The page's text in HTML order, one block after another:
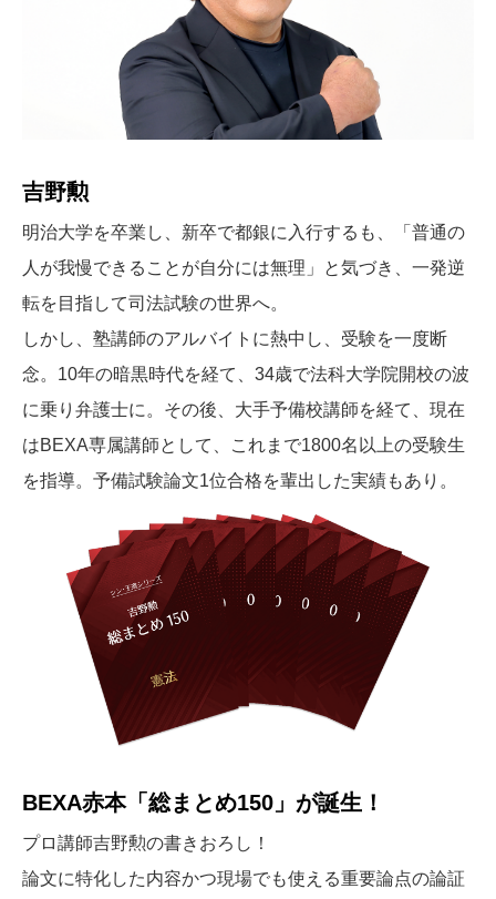
吉野勲
明治大学を卒業し、新卒で都銀に入行するも、「普通の
人が我慢できることが自分には無理」と気づき、一発逆
転を目指して司法試験の世界へ。
しかし、塾講師のアルバイトに熱中し、受験を一度断
念。10年の暗黒時代を経て、34歳で法科大学院開校の波
に乗り弁護士に。その後、大手予備校講師を経て、現在
はBEXA専属講師として、これまで1800名以上の受験生
を指導。予備試験論文1位合格を輩出した実績もあり。
BEXA赤本「総まとめ150」が誕生！
プロ講師吉野勲の書きおろし！
論文に特化した内容かつ現場でも使える重要論点の論証